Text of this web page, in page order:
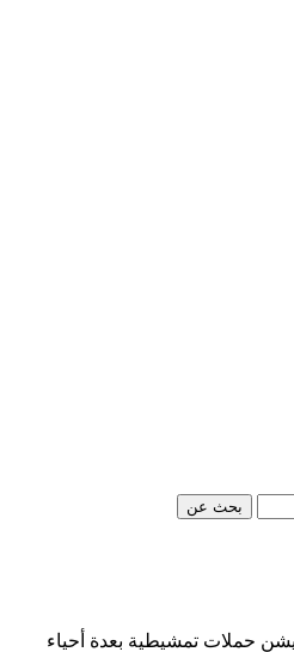
بحث عن
حملات تمشيطية بعدة أحياء